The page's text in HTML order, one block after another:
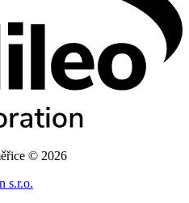
© 2026
s.r.o.